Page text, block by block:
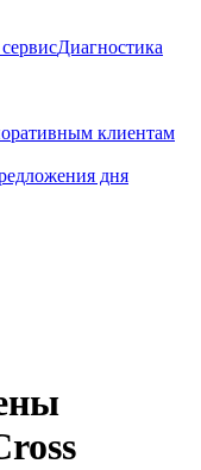
Диагностика
клиентам
дня